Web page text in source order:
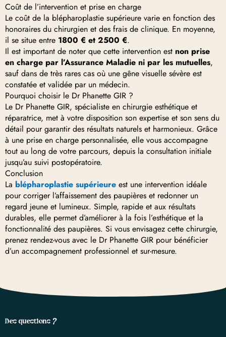
Coût de l’intervention et prise en charge
Le coût de la blépharoplastie supérieure varie en fonction des
honoraires du chirurgien et des frais de clinique. En moyenne,
il se situe entre 1800 € et 2500 €.
Il est important de noter que cette intervention est non prise
en charge par l’Assurance Maladie ni par les mutuelles,
sauf dans de très rares cas où une gêne visuelle sévère est
constatée et validée par un médecin.
Pourquoi choisir le Dr Phanette GIR ?
Le Dr Phanette GIR, spécialiste en chirurgie esthétique et
réparatrice, met à votre disposition son expertise et son sens du
détail pour garantir des résultats naturels et harmonieux. Grâce
à une prise en charge personnalisée, elle vous accompagne
tout au long de votre parcours, depuis la consultation initiale
jusqu’au suivi postopératoire.
Conclusion
La blépharoplastie supérieure est une intervention idéale
pour corriger l’affaissement des paupières et redonner un
regard jeune et lumineux. Simple, rapide et aux résultats
durables, elle permet d’améliorer à la fois l’esthétique et la
fonctionnalité des paupières. Si vous envisagez cette chirurgie,
prenez rendez-vous avec le Dr Phanette GIR pour bénéficier
d’un accompagnement professionnel et sur-mesure.
Des questions ?